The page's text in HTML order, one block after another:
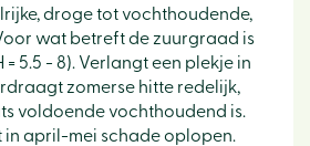
droge tot vochthoudende,
wat betreft de zuurgraad is
5.5 - 8). Verlangt een plekje in
zomerse hitte redelijk,
voldoende vochthoudend is.
in april-mei schade oplopen.